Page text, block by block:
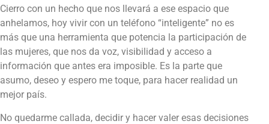
Cierro con un hecho que nos llevará a ese espacio que
anhelamos, hoy vivir con un teléfono “inteligente” no es
más que una herramienta que potencia la participación de
las mujeres, que nos da voz, visibilidad y acceso a
información que antes era imposible. Es la parte que
asumo, deseo y espero me toque, para hacer realidad un
mejor país.
No quedarme callada, decidir y hacer valer esas decisiones